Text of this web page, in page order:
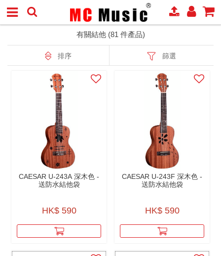
有關結他 (81 件產品)
排序 篩選
CAESAR U-243A 深木色 -
送防水結他袋
HK$ 590
CAESAR U-243F 深木色 -
送防水結他袋
HK$ 590